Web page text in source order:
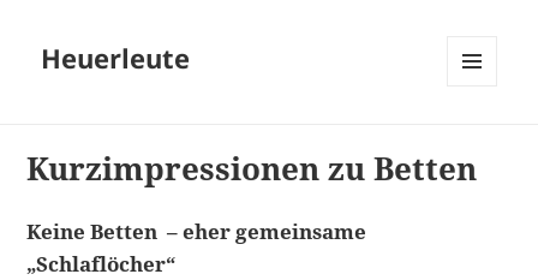
Heuerleute
Kurzimpressionen zu Betten
Keine Betten – eher gemeinsame
„Schlaflöcher“